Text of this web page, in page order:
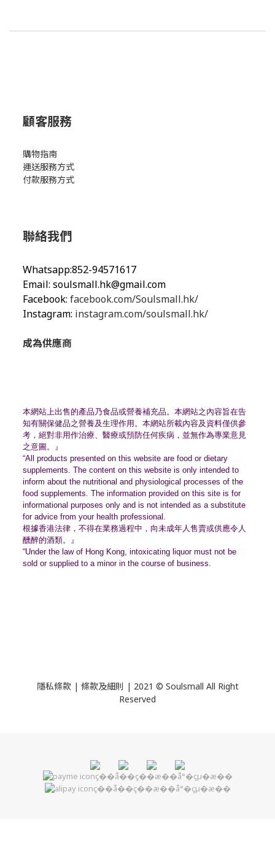
顧客服務
購物指南
運送服務方式
付款服務方式
聯絡我們
Whatsapp:852-94571617
Email: soulsmall.hk@gmail.com
Facebook: facebook.com/Soulsmall.hk/
Instagram: instagram.com/soulsmall.hk/
成為供應商
本網站上出售的產品乃食品或營養補充品。 本網站之內容旨在告
知有關保健品之營養及生理作用。 本網站所載內容及資料僅供參
考，絕對非用作治療、 醫療或預防任何疾病，並無作為專業意見
之意圖。』
“All products presented on this website are food or dietary
supplements. The content on this website is only intended to
inform about the nutritional and physiological processes of the
food supplements. The information provided on this site is for
informational purposes only and is not intended as a substitute
for advice from your health professional.
根據香港法律，不得在業務過程中， 向未成年人售賣或供應令人
醺醉的酒類。』
“Under the law of Hong Kong, intoxicating liquor must not be
sold or supplied to a minor in the course of business.
隱私條款 | 條款及細則 | 2021 © Soulsmall All Right
Reserved